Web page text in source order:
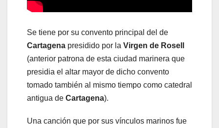
Se tiene por su convento principal del de
Cartagena presidido por la Virgen de Rosell
(anterior patrona de esta ciudad marinera que
presidia el altar mayor de dicho convento
tomado también al mismo tiempo como catedral
antigua de Cartagena).
Una canción que por sus vínculos marinos fue